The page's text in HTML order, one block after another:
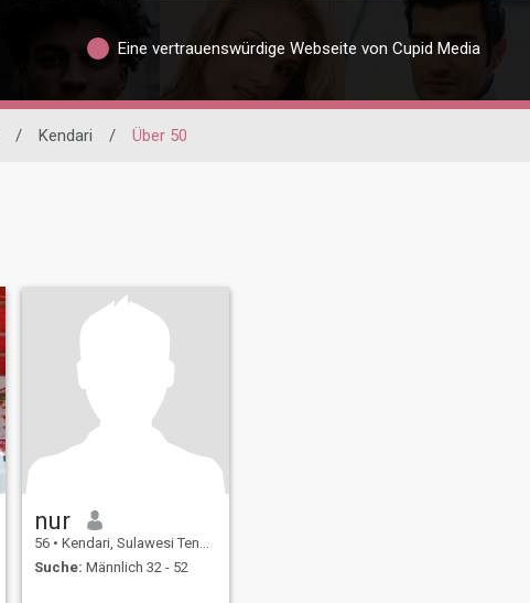
Eine vertrauenswürdige Webseite von Cupid Media
/ Kendari / Über 50
nur
56 • Kendari, Sulawesi Tenggara, Indonesien
Suche: Männlich 32 - 52